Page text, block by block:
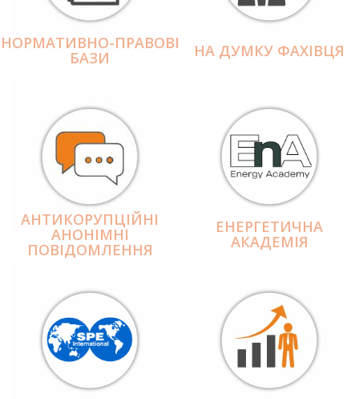
НОРМАТИВНО-ПРАВОВІ
БАЗИ НА ДУМКУ ФАХІВЦЯ
АНТИКОРУПЦІЙНІ
АНОНІМНІ
ПОВІДОМЛЕННЯ
ЕНЕРГЕТИЧНА
АКАДЕМІЯ